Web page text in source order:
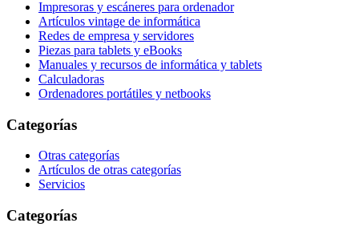
Impresoras y escáneres para ordenador
Artículos vintage de informática
Redes de empresa y servidores
Piezas para tablets y eBooks
Manuales y recursos de informática y tablets
Calculadoras
Ordenadores portátiles y netbooks
Categorías
Otras categorías
Artículos de otras categorías
Servicios
Categorías